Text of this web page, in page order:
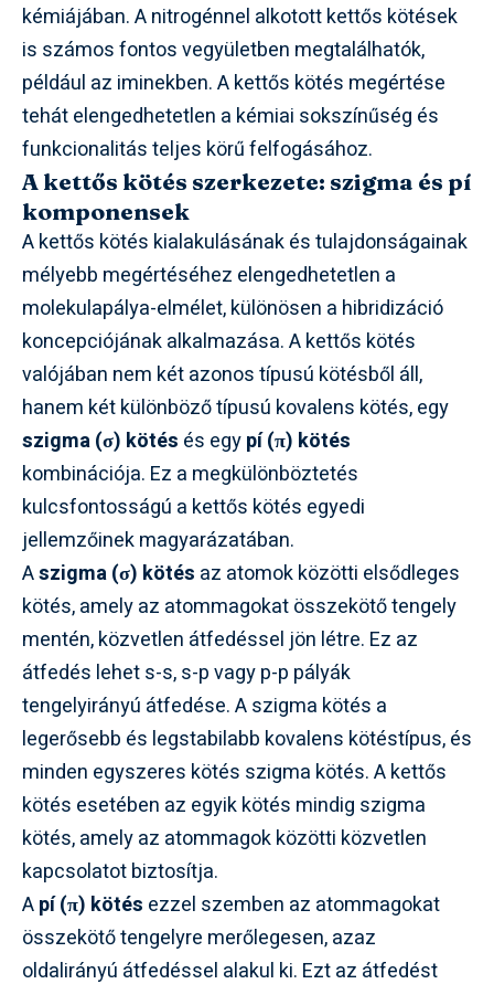
kémiájában. A nitrogénnel alkotott kettős kötések
is számos fontos vegyületben megtalálhatók,
például az iminekben. A kettős kötés megértése
tehát elengedhetetlen a kémiai sokszínűség és
funkcionalitás teljes körű felfogásához.
A kettős kötés szerkezete: szigma és pí
komponensek
A kettős kötés kialakulásának és tulajdonságainak
mélyebb megértéséhez elengedhetetlen a
molekulapálya-elmélet, különösen a hibridizáció
koncepciójának alkalmazása. A kettős kötés
valójában nem két azonos típusú kötésből áll,
hanem két különböző típusú kovalens kötés, egy
szigma (σ) kötés és egypí (π) kötés
kombinációja. Ez a megkülönböztetés
kulcsfontosságú a kettős kötés egyedi
jellemzőinek magyarázatában.
Aszigma (σ) kötés az atomok közötti elsődleges
kötés, amely az atommagokat összekötő tengely
mentén, közvetlen átfedéssel jön létre. Ez az
átfedés lehet s-s, s-p vagy p-p pályák
tengelyirányú átfedése. A szigma kötés a
legerősebb és legstabilabb kovalens kötéstípus, és
minden egyszeres kötés szigma kötés. A kettős
kötés esetében az egyik kötés mindig szigma
kötés, amely az atommagok közötti közvetlen
kapcsolatot biztosítja.
Apí (π) kötés ezzel szemben az atommagokat
összekötő tengelyre merőlegesen, azaz
oldalirányú átfedéssel alakul ki. Ezt az átfedést